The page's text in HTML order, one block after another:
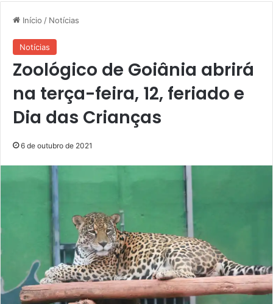
Início / Notícias
Notícias
Zoológico de Goiânia abrirá
na terça-feira, 12, feriado e
Dia das Crianças
6 de outubro de 2021